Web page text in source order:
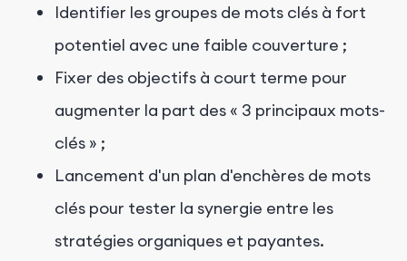
Identifier les groupes de mots clés à fort
potentiel avec une faible couverture ;
Fixer des objectifs à court terme pour
augmenter la part des « 3 principaux mots-
clés » ;
Lancement d'un plan d'enchères de mots
clés pour tester la synergie entre les
stratégies organiques et payantes.